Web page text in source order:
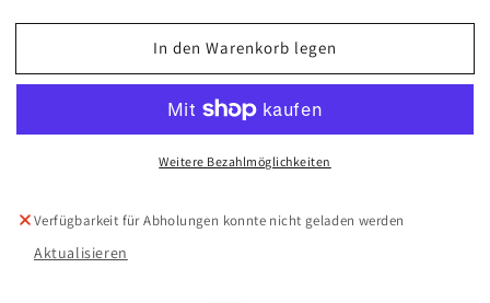
In den Warenkorb legen
Weitere Bezahlmöglichkeiten
Verfügbarkeit für Abholungen konnte nicht geladen werden
Aktualisieren